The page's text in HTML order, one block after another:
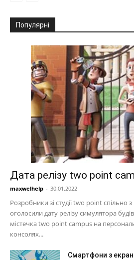
Популярні
Дата релізу two point
maxwelhelp - 30.01.2022
Розробники зі студії two point спільно
оголосили дату релізу симулятора
містечка two point campus на
консолях...
Смартфони з